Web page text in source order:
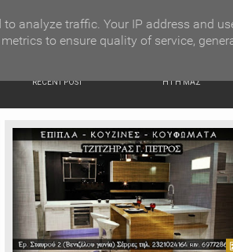
RECENT POST Η ΓΗ ΜΑΣ
analyze traffic. Your IP address and
to ensure quality of service,